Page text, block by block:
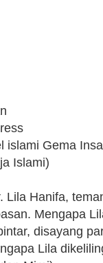
islami Gema
Islami)
Lila Hanifa,
Mengapa
disayang
Lila